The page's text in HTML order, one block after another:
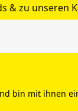
& zu unseren
bin mit ihnen